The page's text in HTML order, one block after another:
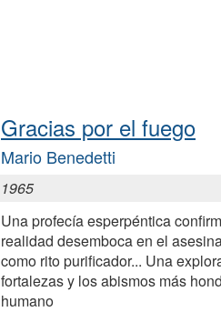
Gracias por el fuego
Mario Benedetti
1965
Una profecía esperpéntica
realidad desemboca en el
como rito purificador... Una
fortalezas y los abismos más
humano